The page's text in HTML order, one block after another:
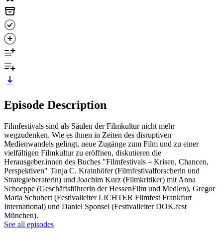
Episode Description
Filmfestivals sind als Säulen der Filmkultur nicht mehr
wegzudenken. Wie es ihnen in Zeiten des disruptiven
Medienwandels gelingt, neue Zugänge zum Film und zu einer
vielfältigen Filmkultur zu eröffnen, diskutieren die
Herausgeber.innen des Buches "Filmfestivals – Krisen, Chancen,
Perspektiven" Tanja C. Krainhöfer (Filmfestivalforscherin und
Strategieberaterin) und Joachim Kurz (Filmkritiker) mit Anna
Schoeppe (Geschäftsführerin der HessenFilm und Medien), Gregor
Maria Schubert (Festivalleiter LICHTER Filmfest Frankfurt
International) und Daniel Sponsel (Festivalleiter DOK.fest
München).
See all episodes